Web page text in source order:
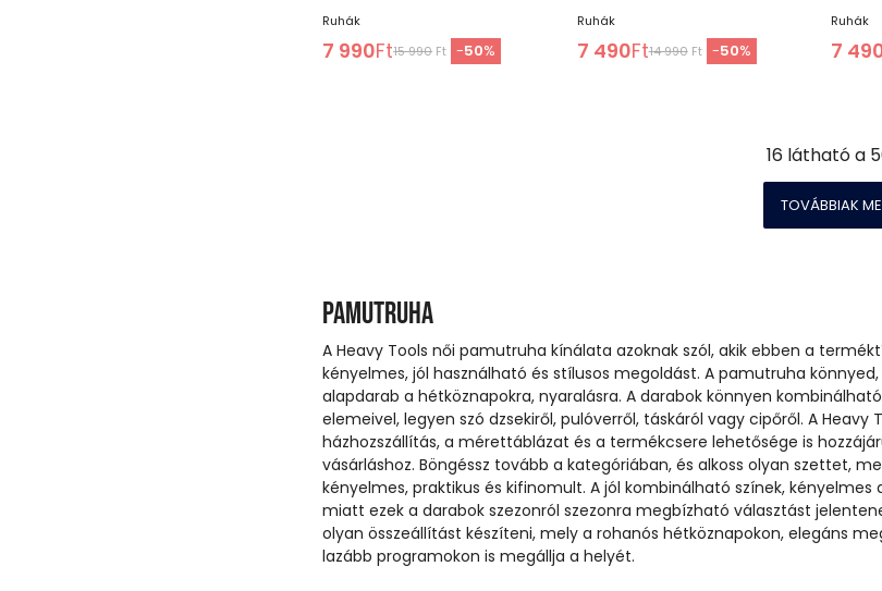
Ruhák
7 990Ft15 990 Ft -50%
Ruhák
7 490Ft14 990Ft -50%
Ruhák
7
16 látható a
TOVÁBBIAK
Pamutruha
A Heavy Tools női pamutruha kínálata azoknak szól, akik ebben a
kényelmes, jól használható és stílusos megoldást. A pamutruha
alapdarab a hétköznapokra, nyaralásra. A darabok könnyen
elemeivel, legyen szó dzsekiről, pulóverről, táskáról vagy cipőről. A Heavy
házhozszállítás, a mérettáblázat és a termékcsere lehetősége is
vásárláshoz. Böngéssz tovább a kategóriában, és alkoss olyan szettet,
kényelmes, praktikus és kifinomult. A jól kombinálható színek, kényelmes
miatt ezek a darabok szezonról szezonra megbízható választást
olyan összeállítást készíteni, mely a rohanós hétköznapokon, elegáns
lazább programokon is megállja a helyét.